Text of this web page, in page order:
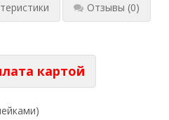
Отзывы (0)
картой